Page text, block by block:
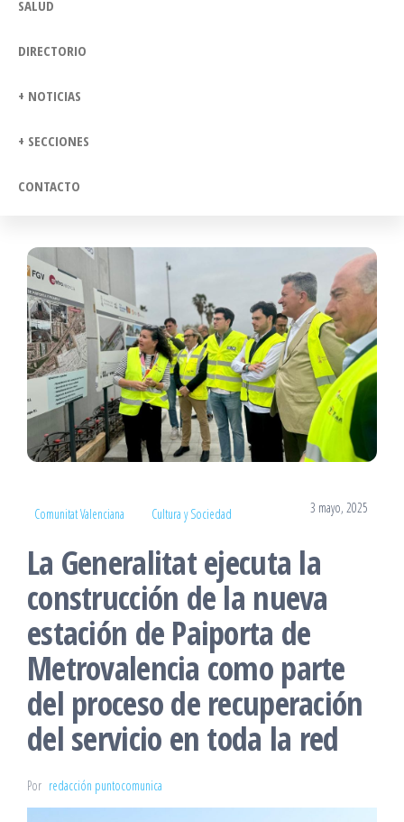
SALUD
DIRECTORIO
+ NOTICIAS
+ SECCIONES
CONTACTO
Comunitat Valenciana Cultura y Sociedad 3 mayo, 2025
La Generalitat ejecuta la
construcción de la nueva
estación de Paiporta de
Metrovalencia como parte
del proceso de recuperación
del servicio en toda la red
Por redacción puntocomunica